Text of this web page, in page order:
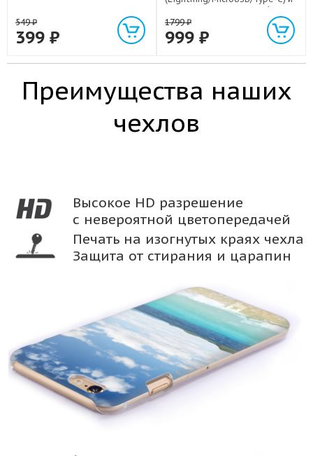
549₽
399 ₽
световым индикатором 1м
1799₽
999 ₽
Преимущества наших
чехлов
Высокое HD разрешение
с невероятной цветопередачей
Печать на изогнутых краях чехла
Защита от стирания и царапин